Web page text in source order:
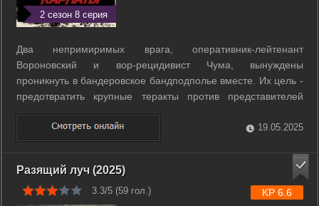
2 сезон 8 серия
Два непримиримых врага, оперативник-лейтенант
Вороновский и вор-рецидивист Чума, вынуждены
проникнуть в бандеровское бандподполье вместе. Их цель -
предотвратить крупные теракты против представителей
советской власти, гарнизона внутренних войск и местного
населения. ...
19.05.2025
Разящий луч (2025)
3.3/5 (59 гол.) KP 6.6